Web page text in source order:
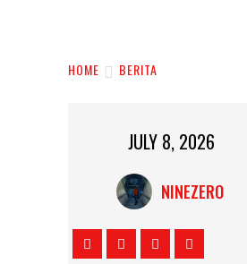
HOME BERITA
JULY 8, 2026
NINEZERO